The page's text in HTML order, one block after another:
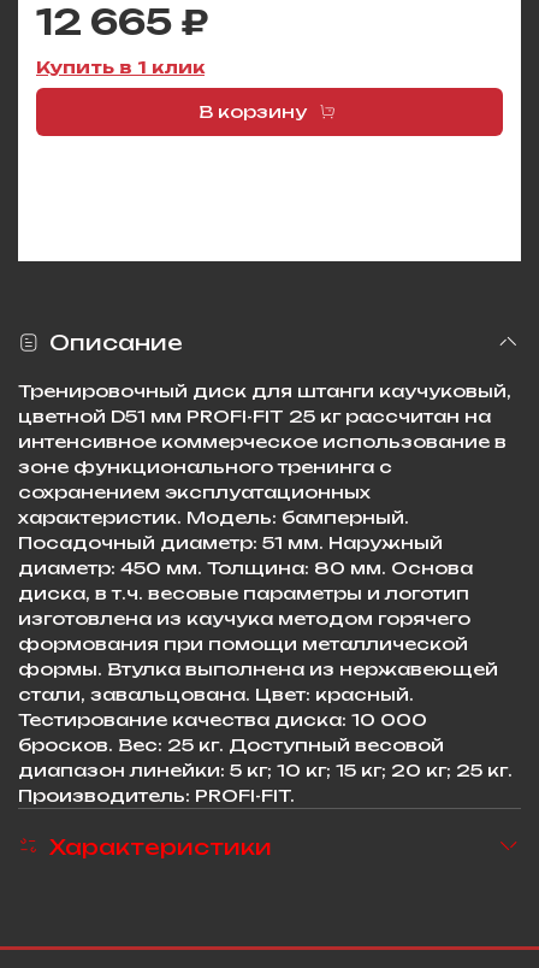
12 665 ₽
Купить в 1 клик
В корзину
Описание
Тренировочный диск для штанги каучуковый,
цветной D51 мм PROFI-FIT 25 кг рассчитан на
интенсивное коммерческое использование в
зоне функционального тренинга с
сохранением эксплуатационных
характеристик. Модель: бамперный.
Посадочный диаметр: 51 мм. Наружный
диаметр: 450 мм. Толщина: 80 мм. Основа
диска, в т.ч. весовые параметры и логотип
изготовлена из каучука методом горячего
формования при помощи металлической
формы. Втулка выполнена из нержавеющей
стали, завальцована. Цвет: красный.
Тестирование качества диска: 10 000
бросков. Вес: 25 кг. Доступный весовой
диапазон линейки: 5 кг; 10 кг; 15 кг; 20 кг; 25 кг.
Производитель: PROFI-FIT.
Характеристики